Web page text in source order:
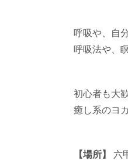
呼吸や、自
呼吸法や、
初心者も大
癒し系のヨ
【場所】 六